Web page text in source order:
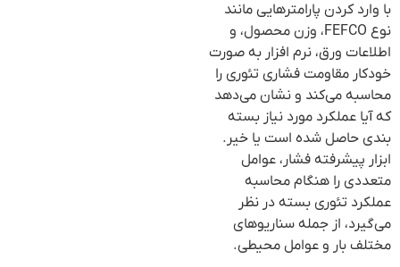
با وارد کردن پارامترهایی مانند
نوع FEFCO، وزن محصول، و
اطلاعات ورق، نرم افزار به صورت
خودکار مقاومت فشاری تئوری را
محاسبه می‌کند و نشان می‌دهد
که آیا عملکرد مورد نیاز بسته
بندی حاصل شده است یا خیر.
ابزار پیشرفته فشار، عوامل
متعددی را هنگام محاسبه
عملکرد تئوری بسته در نظر
می‌گیرد، از جمله سناریوهای
مختلف بار و عوامل محیطی.